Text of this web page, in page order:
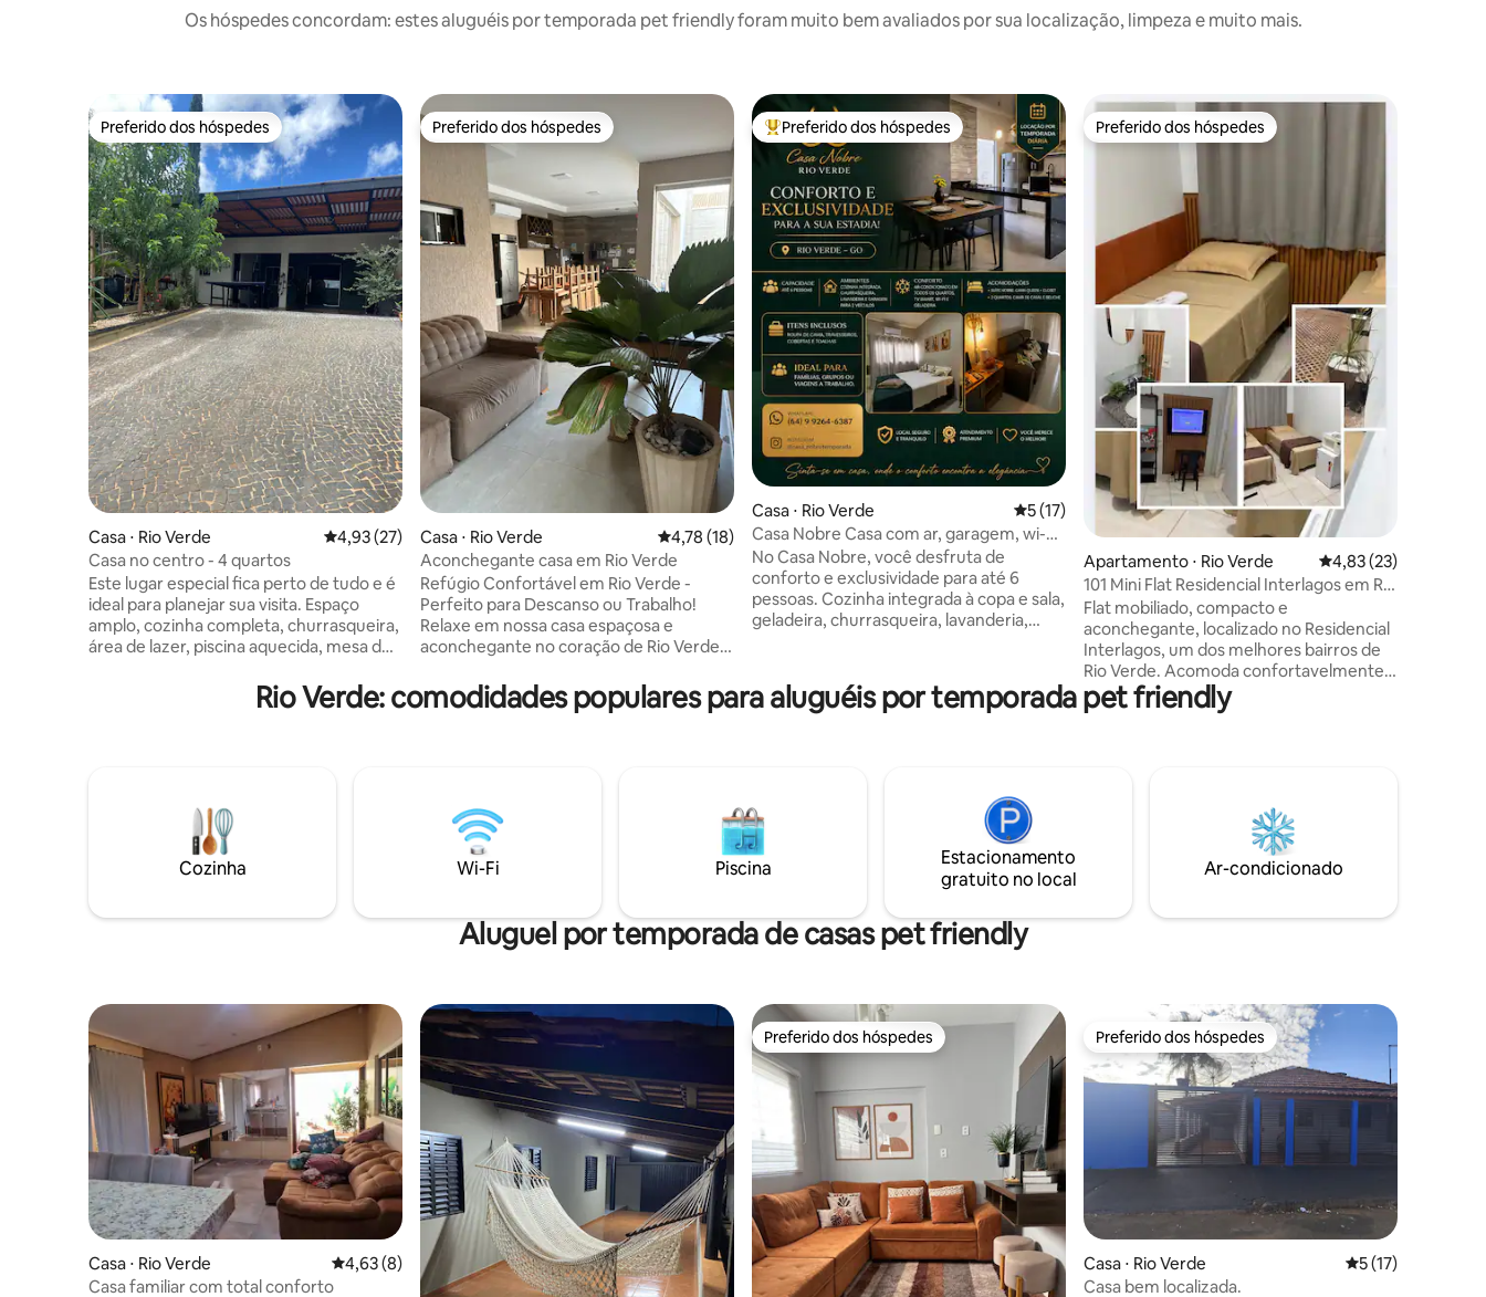
Os hóspedes concordam: estes aluguéis por temporada pet friendly foram muito bem avaliados por sua localização, limpeza e muito mais.
Preferido dos hóspedes
Preferido dos hóspedes
Casa ⋅ Rio Verde 4,93 de uma avaliação média de 5, 27 avaliações
4,93 (27)
Casa no centro - 4 quartos
Este lugar especial fica perto de tudo e é
ideal para planejar sua visita. Espaço
amplo, cozinha completa, churrasqueira,
área de lazer, piscina aquecida, mesa de
aniversário, confraternização.. São 4
ar condicionado uma cama solteirão +
Sofá cama e colchão extra casal
Preferido dos hóspedes
Preferido dos hóspedes
Casa ⋅ Rio Verde 4,78 de uma avaliação média de 5, 18 avaliações
4,78 (18)
Aconchegante casa em Rio Verde
Refúgio Confortável em Rio Verde -
Perfeito para Descanso ou Trabalho!
Relaxe em nossa casa espaçosa e
aconchegante no coração de Rio Verde.
trabalho. Ambientes climatizados,
cozinha equipada, Wi-Fi, área gourmet
Paço Municipal e com fácil acesso ao
cetro! 💬 Hospede-se com conforto e
segurança. Será um prazer
Entre os melhores preferidos dos hóspedes
Preferido dos hóspedes
Casa ⋅ Rio Verde 5 de uma avaliação média de 5, 17 avaliações
5 (17)
Casa Nobre Casa com ar, garagem, wi-fi,
mobiliada
No Casa Nobre, você desfruta de
conforto e exclusividade para até 6
pessoas. Cozinha integrada à copa e sala,
geladeira, churrasqueira, lavanderia,
Acomodações: * Suíte Nobre 1: cama
Queen, ar-condicionado e closet. *
Disponibilizamos: Toalha, lençol,
travesseiros e cobertas.
Preferido dos hóspedes
Preferido dos hóspedes
Apartamento ⋅ Rio Verde 4,83 de uma
4,83 (23)
101 Mini Flat Residencial Interlagos em Rio
Verde
Flat mobiliado, compacto e
aconchegante, localizado no Residencial
Interlagos, um dos melhores bairros de
Rio Verde. Acomoda confortavelmente
até 2 hóspedes em duas camas box de
solteiro conjugadas. Fornecemos roupas
ao ar livre. Excelente opção para viagens
a trabalho ou lazer, com conforto,
praticidade e ótima localização.
Rio Verde: comodidades populares para aluguéis por temporada pet friendly
Cozinha Wi-Fi Piscina
Estacionamento
gratuito no local
Ar-condicionado
Aluguel por temporada de casas pet friendly
Casa ⋅ Rio Verde 4,63 de uma avaliação média de 5, 8 avaliações
4,63 (8)
Casa familiar com total conforto
Preferido dos hóspedes
Preferido dos hóspedes Preferido dos hóspedes
Preferido dos hóspedes
Casa ⋅ Rio Verde 5 de uma
5 (17)
Casa bem localizada.